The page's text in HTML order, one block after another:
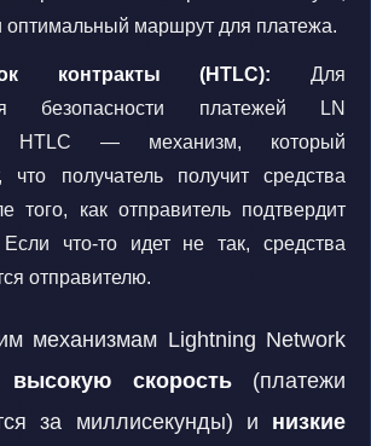
оптимальный маршрут для платежа.
контракты (HTLC): Для
безопасности платежей LN
HTLC — механизм, который
что получатель получит средства
того, как отправитель подтвердит
Если что-то идет не так, средства
отправителю.
механизмам Lightning Network
высокую скорость(платежи
за миллисекунды) и низкие